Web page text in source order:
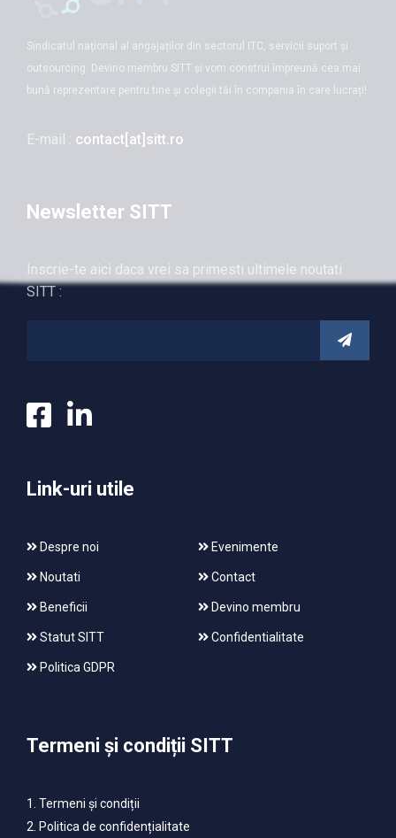
Sindicatul național al angajaților din sectorul ITC, servicii suport și
outsourcing. Devino membru SITT și vom construi împreună cea mai
bună reprezentare pentru tine și colegii tăi în compania în care lucrați!
E-mail : contact[at]sitt.ro
Newsletter SITT
Inscrie-te aici daca vrei sa primesti ultimele noutati
SITT :
Link-uri utile
Despre noi Evenimente
Noutati Contact
Beneficii Devino membru
Statut SITT Confidentialitate
Politica GDPR
Termeni și condiții SITT
1. Termeni și condiții
2. Politica de confidențialitate